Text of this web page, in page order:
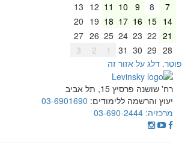
7
8
9
10
11
12
13
14
15
16
17
18
19
20
21
22
23
24
25
26
27
28
29
30
31
2
3
דלג על אזור זה
רח' שושנה פרסיץ 15, תל אביב
יעוץ והרשמה ללימודים: 03-6901690
מרכזיה: 03-690-2444